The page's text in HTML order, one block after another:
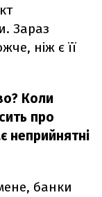
Зараз
ніж є її
Коли
про
неприйнятні
банки